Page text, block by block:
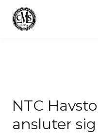
NTC
ansluter